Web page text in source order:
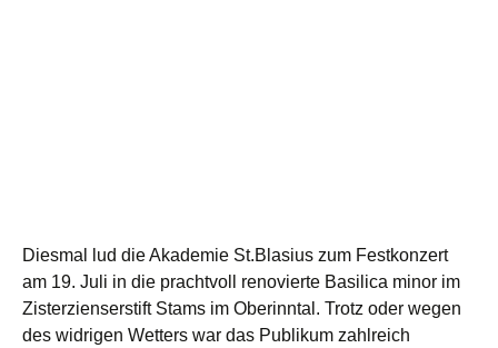
Diesmal lud die Akademie St.Blasius zum Festkonzert
am 19. Juli in die prachtvoll renovierte Basilica minor im
Zisterzienserstift Stams im Oberinntal. Trotz oder wegen
des widrigen Wetters war das Publikum zahlreich